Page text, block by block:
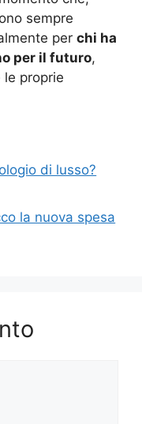
sempre
per chi ha
per il futuro,
proprie
di lusso?
la nuova spesa